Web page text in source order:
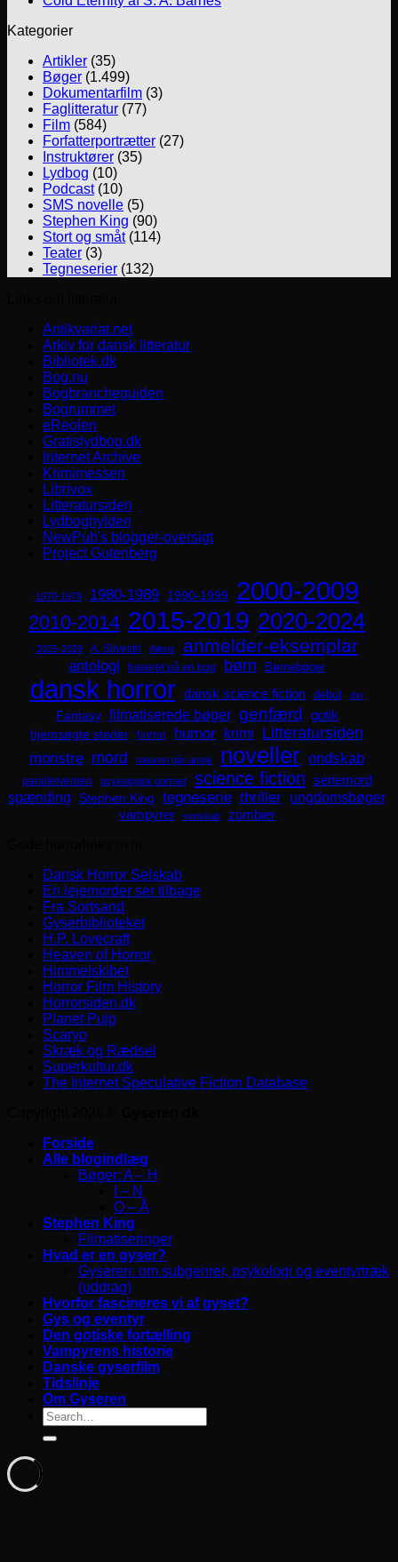
Kategorier
Artikler (35)
Bøger (1.499)
Dokumentarfilm (3)
Faglitteratur (77)
Film (584)
Forfatterportrætter (27)
Instruktører (35)
Lydbog (10)
Podcast(10)
SMS novelle (5)
Stephen King (90)
Stort og småt(114)
Teater (3)
Tegneserier (132)
Antikvariat.net
Arkiv for dansk litteratur
Bibliotek.dk
Bog.nu
Bogbrancheguiden
Bogrummet
eReolen
Gratislydbog.dk
Internet Archive
Krimimessen
Librivox
Litteratursiden
Lydboghylden
NewPub's blogger-oversigt
Project Gutenberg
1970-1979 1980-1989 1990-1999 2000-2009
2010-2014 2015-2019 2020-2024
2025-2029 A. Silvestri Aliens anmelder-eksemplar
antologi baseret på en bog børn Børnebøger
dansk horror dansk science fiction debut dyr
Fantasy filmatiserede bøger genfærd
gotik
hjemsøgte steder
horror humor krimi Litteratursiden
monstre mord naturen går amok noveller ondskab
parallelverden psykologisk portræt science fiction seriemord
spænding Stephen King tegneserie thriller ungdomsbøger
vampyrer venskab
zombier
Dansk Horror Selskab
En lejemorder ser tilbage
Fra Sortsand
Gyserbiblioteket
H.P. Lovecraft
Heaven of Horror
Himmelskibet
Horror Film History
Horrorsiden.dk
Planet Pulp
Scaryo
Skræk og Rædsel
Superkultur.dk
The Internet Speculative Fiction Database
Forside
Alle blogindlæg
Bøger: A – H
I – N
O – Å
Stephen King
Filmatiseringer
Hvad er en gyser?
Gyseren: om subgenrer, psykologi og eventyrtræk
(uddrag)
Hvorfor fascineres vi af gyset?
Gys og eventyr
Den gotiske fortælling
Vampyrens historie
Danske gyserfilm
Tidslinje
Om Gyseren